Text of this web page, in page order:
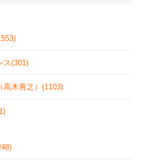
ス(301)
高木善之）(1103)